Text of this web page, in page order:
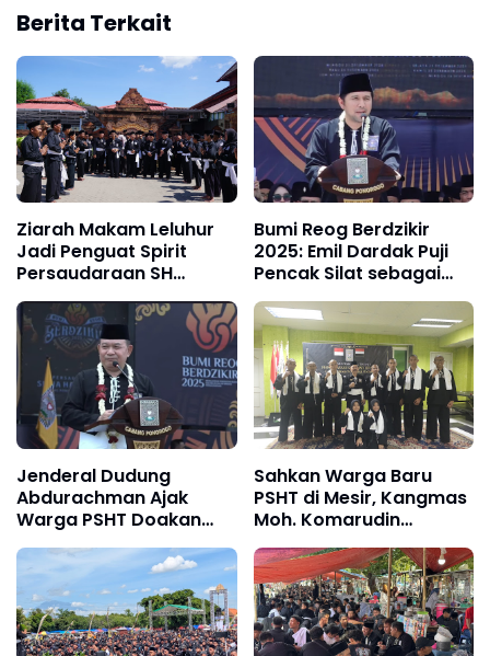
Berita Terkait
Ziarah Makam Leluhur
Jadi Penguat Spirit
Persaudaraan SH
Terate di Bumi Reog
Berdzikir 2025,
Tekankan Nilai Tawadu
Pendekar dan Budi
Luhur
Bumi Reog Berdzikir
2025: Emil Dardak Puji
Pencak Silat sebagai
Jati Diri dan Warisan
Budaya Bangsa
Jenderal Dudung
Abdurachman Ajak
Warga PSHT Doakan
Korban Bencana,
Sampaikan Pesan
Kebangsaan di Bumi
Reog Berdzikir
Sahkan Warga Baru
PSHT di Mesir, Kangmas
Moh. Komarudin
Teguhkan Misi Budi
Luhur hingga Kancah
Internasional